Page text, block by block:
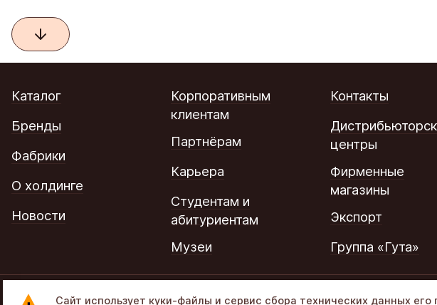
Каталог
Бренды
Фабрики
О холдинге
Новости
Корпоративным
клиентам
Партнёрам
Карьера
Студентам и
абитуриентам
Музеи
Контакты
центры
Фирменные
магазины
Экспорт
Группа «Гута»
© 2002–2026 «Объединенные кондитеры» в составе
Сайт использует куки-файлы и сервис сбора технических данных